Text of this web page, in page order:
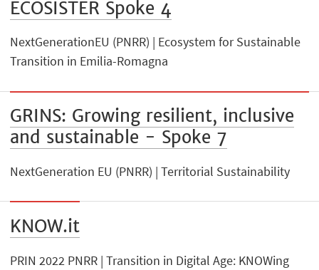
ECOSISTER Spoke 4
NextGenerationEU (PNRR) | Ecosystem for Sustainable
Transition in Emilia-Romagna
GRINS: Growing resilient, inclusive
and sustainable - Spoke 7
NextGeneration EU (PNRR) | Territorial Sustainability
KNOW.it
PRIN 2022 PNRR | Transition in Digital Age: KNOWing